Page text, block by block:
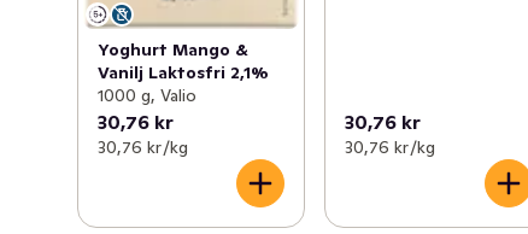
Yoghurt Mango &
Vanilj Laktosfri 2,1%
1000 g, Valio
30,76 kr
30,76 kr /kg
30,76 kr
30,76 kr /kg